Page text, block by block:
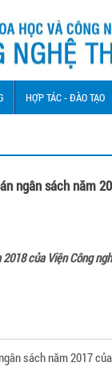
HỢP TÁC - ĐÀO TẠO
ngân sách năm
của Viện Công
sách năm 2017